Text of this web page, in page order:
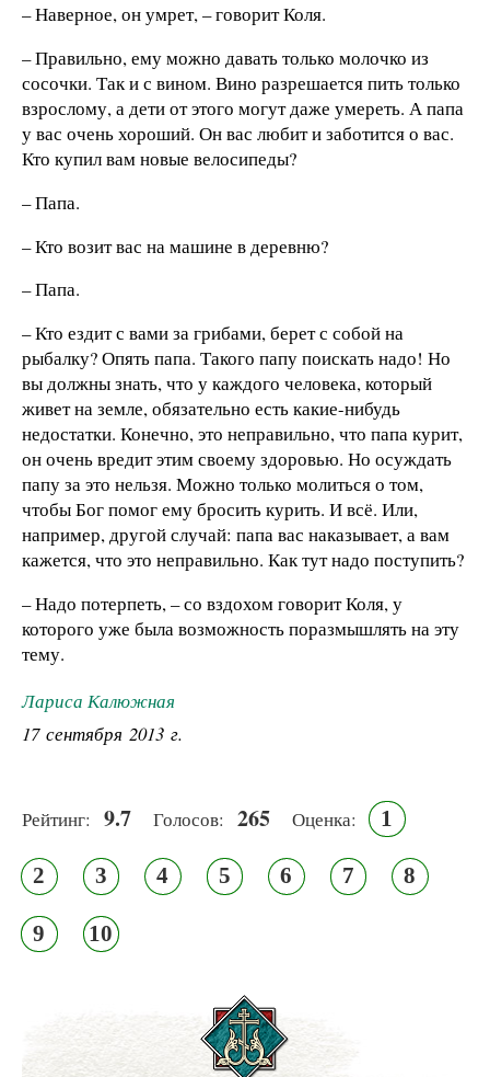
– Наверное, он умрет, – говорит Коля.
– Правильно, ему можно давать только молочко из
сосочки. Так и с вином. Вино разрешается пить только
взрослому, а дети от этого могут даже умереть. А папа
у вас очень хороший. Он вас любит и заботится о вас.
Кто купил вам новые велосипеды?
– Папа.
– Кто возит вас на машине в деревню?
– Папа.
– Кто ездит с вами за грибами, берет с собой на
рыбалку? Опять папа. Такого папу поискать надо! Но
вы должны знать, что у каждого человека, который
живет на земле, обязательно есть какие-нибудь
недостатки. Конечно, это неправильно, что папа курит,
он очень вредит этим своему здоровью. Но осуждать
папу за это нельзя. Можно только молиться о том,
чтобы Бог помог ему бросить курить. И всё. Или,
например, другой случай: папа вас наказывает, а вам
кажется, что это неправильно. Как тут надо поступить?
– Надо потерпеть, – со вздохом говорит Коля, у
которого уже была возможность поразмышлять на эту
тему.
Лариса Калюжная
17 сентября 2013 г.
Рейтинг: 9.7 Голосов: 265 Оценка: 1
2 3 4 5 6 7 8
9 10